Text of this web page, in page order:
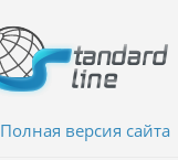
Полная версия сайта